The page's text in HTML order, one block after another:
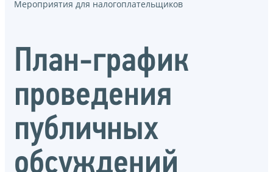
Мероприятия для налогоплательщиков
План-график
проведения
публичных
обсуждений